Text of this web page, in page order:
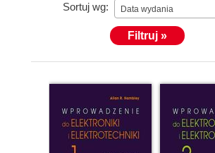
Sortuj wg: Data wydania
Filtruj »